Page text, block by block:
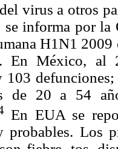
virus a otros
informa por la
H1N1
En México, al
103
de 20 a 54
En EUA se
probables. Los